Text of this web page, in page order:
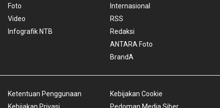
Foto
Video
Infografik NTB
Internasional
RSS
Redaksi
ANTARA Foto
BrandA
Ketentuan Penggunaan
Kebijakan Cookie